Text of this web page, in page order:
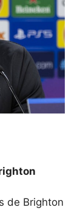
de Brighton